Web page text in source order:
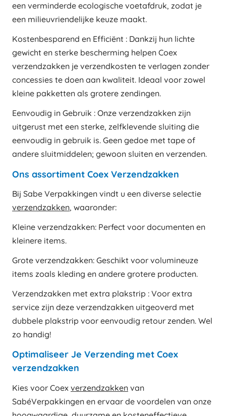
een verminderde ecologische voetafdruk, zodat je
een milieuvriendelijke keuze maakt.
Kostenbesparend en Efficiënt : Dankzij hun lichte
gewicht en sterke bescherming helpen Coex
verzendzakken je verzendkosten te verlagen zonder
concessies te doen aan kwaliteit. Ideaal voor zowel
kleine pakketten als grotere zendingen.
Eenvoudig in Gebruik : Onze verzendzakken zijn
uitgerust met een sterke, zelfklevende sluiting die
eenvoudig in gebruik is. Geen gedoe met tape of
andere sluitmiddelen; gewoon sluiten en verzenden.
Ons assortiment Coex Verzendzakken
Bij Sabe Verpakkingen vindt u een diverse selectie
verzendzakken, waaronder:
Kleine verzendzakken: Perfect voor documenten en
kleinere items.
Grote verzendzakken: Geschikt voor volumineuze
items zoals kleding en andere grotere producten.
Verzendzakken met extra plakstrip : Voor extra
service zijn deze verzendzakken uitgeoverd met
dubbele plakstrip voor eenvoudig retour zenden. Wel
zo handig!
Optimaliseer Je Verzending met Coex
verzendzakken
Kies voor Coex verzendzakken van
SabéVerpakkingen en ervaar de voordelen van onze